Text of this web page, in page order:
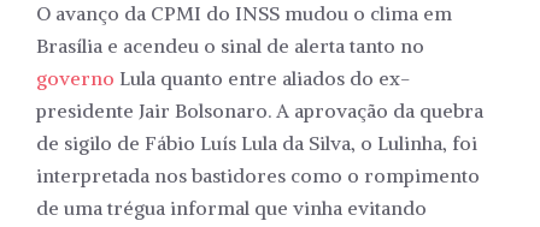
O avanço da CPMI do INSS mudou o clima em
Brasília e acendeu o sinal de alerta tanto no
governo Lula quanto entre aliados do ex-
presidente Jair Bolsonaro. A aprovação da quebra
de sigilo de Fábio Luís Lula da Silva, o Lulinha, foi
interpretada nos bastidores como o rompimento
de uma trégua informal que vinha evitando